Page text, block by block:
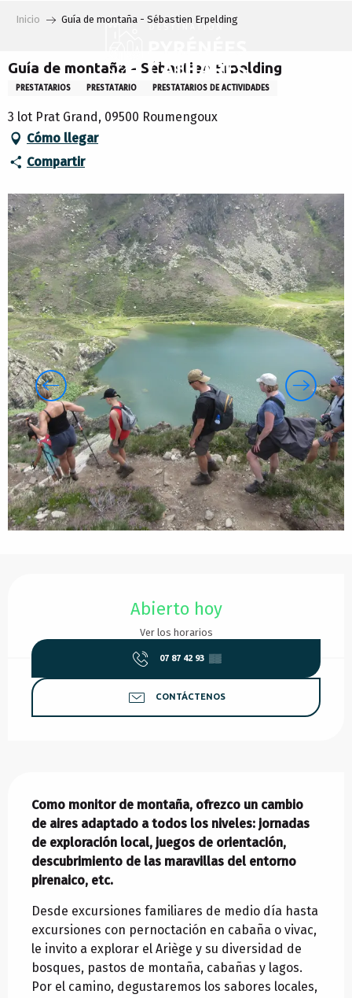
principal
Inicio Guía de montaña - Sébastien Erpelding
Guía de montaña - Sébastien Erpelding
PRESTATARIOS PRESTATARIO PRESTATARIOS DE ACTIVIDADES
3 lot Prat Grand, 09500 Roumengoux
Cómo llegar
Compartir
Abierto hoy
Ver los horarios
07 87 42 93 ▒▒
CONTÁCTENOS
Como monitor de montaña, ofrezco un cambio
de aires adaptado a todos los niveles: jornadas
de exploración local, juegos de orientación,
descubrimiento de las maravillas del entorno
pirenaico, etc.
Desde excursiones familiares de medio día hasta
excursiones con pernoctación en cabaña o vivac,
le invito a explorar el Ariège y su diversidad de
bosques, pastos de montaña, cabañas y lagos.
Por el camino, degustaremos los sabores locales,